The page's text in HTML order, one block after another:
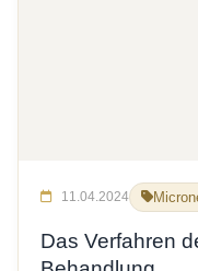
11.04.2024
Das Verfahren